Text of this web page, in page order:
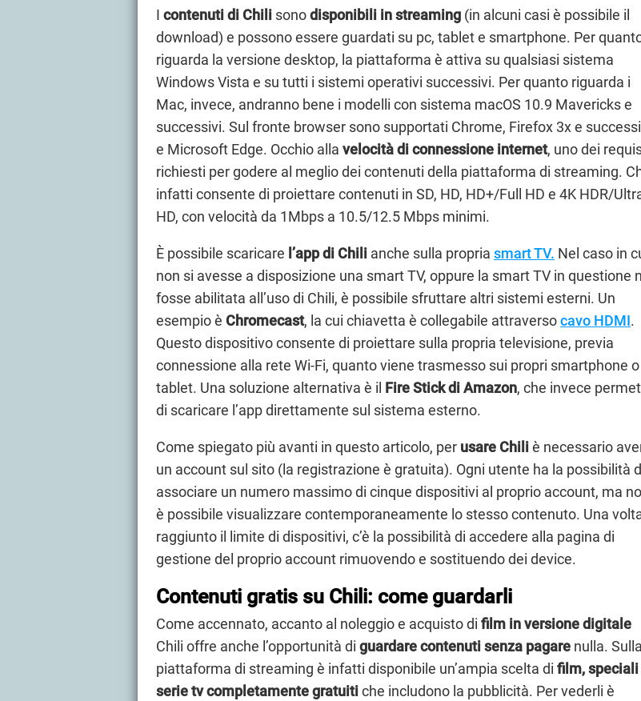
I contenuti di Chili sonodisponibili in streaming (in alcuni casi è possibile il
download) e possono essere guardati su pc, tablet e smartphone. Per
riguarda la versione desktop, la piattaforma è attiva su qualsiasi sistema
Windows Vista e su tutti i sistemi operativi successivi. Per quanto riguarda i
Mac, invece, andranno bene i modelli con sistema macOS 10.9 Mavericks e
successivi. Sul fronte browser sono supportati Chrome, Firefox 3x e
e Microsoft Edge. Occhio alla velocità di connessione internet, uno dei
richiesti per godere al meglio dei contenuti della piattaforma di streaming.
infatti consente di proiettare contenuti in SD, HD, HD+/Full HD e 4K HDR/
HD, con velocità da 1Mbps a 10.5/12.5 Mbps minimi.
È possibile scaricare l’app di Chili anche sulla propria smart TV. Nel caso in
non si avesse a disposizione una smart TV, oppure la smart TV in questione
fosse abilitata all’uso di Chili, è possibile sfruttare altri sistemi esterni. Un
esempio è Chromecast, la cui chiavetta è collegabile attraversocavo HDMI.
Questo dispositivo consente di proiettare sulla propria televisione, previa
connessione alla rete Wi-Fi, quanto viene trasmesso sui propri smartphone o
tablet. Una soluzione alternativa è il Fire Stick di Amazon, che invece
di scaricare l’app direttamente sul sistema esterno.
Come spiegato più avanti in questo articolo, per usare Chiliè necessario
un account sul sito (la registrazione è gratuita). Ogni utente ha la possibilità
associare un numero massimo di cinque dispositivi al proprio account, ma
è possibile visualizzare contemporaneamente lo stesso contenuto. Una
raggiunto il limite di dispositivi, c’è la possibilità di accedere alla pagina di
gestione del proprio account rimuovendo e sostituendo dei device.
Contenuti gratis su Chili: come guardarli
Come accennato, accanto al noleggio e acquisto di film in versione digitale
Chili offre anche l’opportunità di guardare contenuti senza pagare nulla. Sulla
piattaforma di streaming è infatti disponibile un’ampia scelta di film, speciali
serie tv completamente gratuitiche includono la pubblicità. Per vederli è